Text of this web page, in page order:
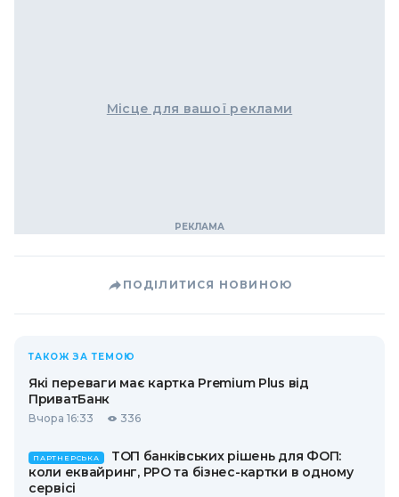
Місце для вашої реклами
ПОДІЛИТИСЯ НОВИНОЮ
ТАКОЖ ЗА ТЕМОЮ
Які переваги має картка Premium Plus від
ПриватБанк
Вчора 16:33 336
ПАРТНЕРСЬКА
ТОП банківських рішень для ФОП:
коли еквайринг, РРО та бізнес-картки в одному
сервісі